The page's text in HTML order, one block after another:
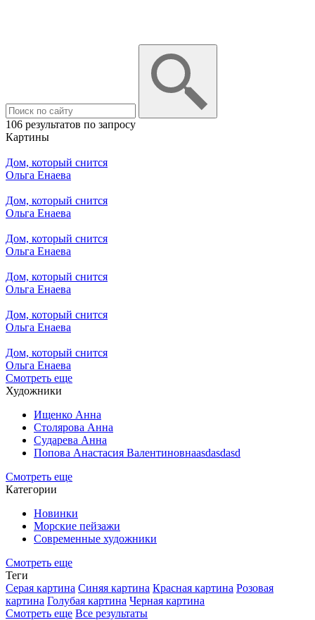
106 результатов по запросу
Картины
Дом, который снится
Ольга Енаева
Дом, который снится
Ольга Енаева
Дом, который снится
Ольга Енаева
Дом, который снится
Ольга Енаева
Дом, который снится
Ольга Енаева
Дом, который снится
Ольга Енаева
Смотреть еще
Художники
Ищенко Анна
Столярова Анна
Сударева Анна
Попова Анастасия Валентиновнаasdasdasd
Смотреть еще
Категории
Новинки
Морские пейзажи
Современные художники
Смотреть еще
Теги
Серая картина Синяя картина Красная картина Розовая
картина Голубая картина Черная картина
Смотреть еще Все результаты